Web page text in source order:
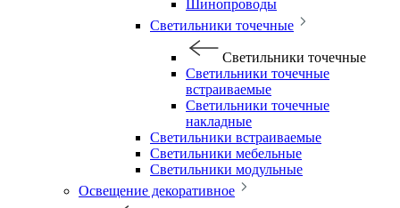
Шинопроводы
Светильники точечные
Светильники точечные
Светильники точечные
встраиваемые
Светильники точечные
накладные
Светильники встраиваемые
Светильники мебельные
Светильники модульные
Освещение декоративное